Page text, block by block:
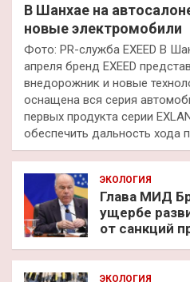
В Шанхае на
новые электромобили
Фото: PR-служба EXEED В
апреля бренд EXEED
внедорожник и новые
оснащена вся серия
первых продукта серии
обеспечить дальность хода
ЭКОЛОГИЯ
Глава МИД
ущербе
от санкций
ЭКОЛОГИЯ